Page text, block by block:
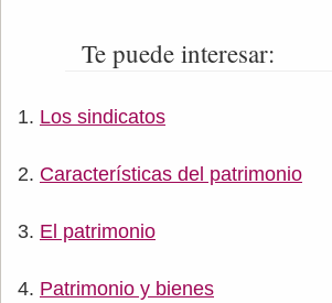
Te puede interesar:
Los sindicatos
Características del patrimonio
El patrimonio
Patrimonio y bienes